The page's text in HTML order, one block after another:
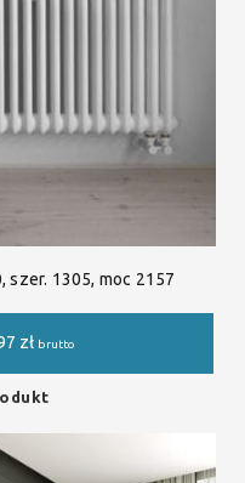
szer. 1305, moc 2157
zł brutto